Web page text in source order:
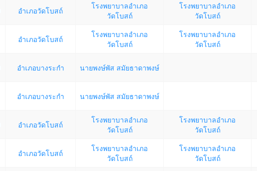
อำเภอวัดโบสถ์
โรงพยาบาลอำเภอ
วัดโบสถ์
โรงพยาบาลอำเภอ
วัดโบสถ์
อำเภอวัดโบสถ์
โรงพยาบาลอำเภอ
วัดโบสถ์
โรงพยาบาลอำเภอ
วัดโบสถ์
อำเภอบางระกำ นายพงษ์พัส สมัยธาดาพงษ์
อำเภอบางระกำ นายพงษ์พัส สมัยธาดาพงษ์
อำเภอวัดโบสถ์
โรงพยาบาลอำเภอ
วัดโบสถ์
โรงพยาบาลอำเภอ
วัดโบสถ์
อำเภอวัดโบสถ์
โรงพยาบาลอำเภอ
วัดโบสถ์
โรงพยาบาลอำเภอ
วัดโบสถ์